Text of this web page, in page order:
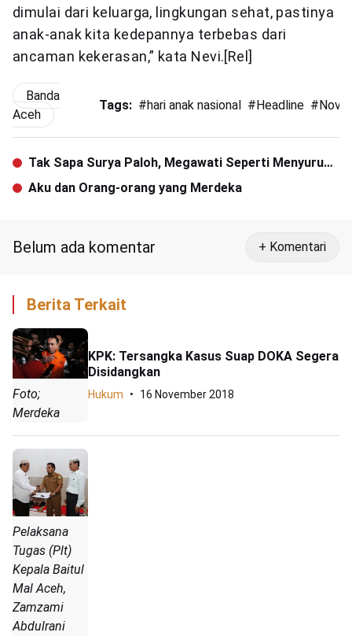
dimulai dari keluarga, lingkungan sehat, pastinya
anak-anak kita kedepannya terbebas dari
ancaman kekerasan,” kata Nevi.[Rel]
Banda
Aceh
Tags: #hari anak nasional # Headline # Nova
Tak Sapa Surya Paloh, Megawati Seperti Menyuruh
Nasdem Jadi Oposisi
Aku dan Orang-orang yang Merdeka
Belum ada komentar + Komentari
Berita Terkait
Foto;
Merdeka
KPK: Tersangka Kasus Suap DOKA Segera
Disidangkan
Hukum 16 November 2018
Pelaksana
Tugas (Plt)
Kepala Baitul
Mal Aceh,
Zamzami
Abdulrani